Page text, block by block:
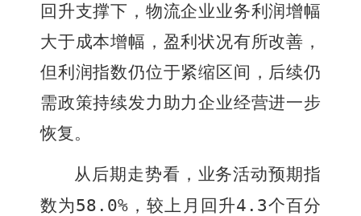
回升支撑下，物流企业业务利润增幅
大于成本增幅，盈利状况有所改善，
但利润指数仍位于紧缩区间，后续仍
需政策持续发力助力企业经营进一步
恢复。
从后期走势看，业务活动预期指
数为58.0% ，较上月回升4.3个百分